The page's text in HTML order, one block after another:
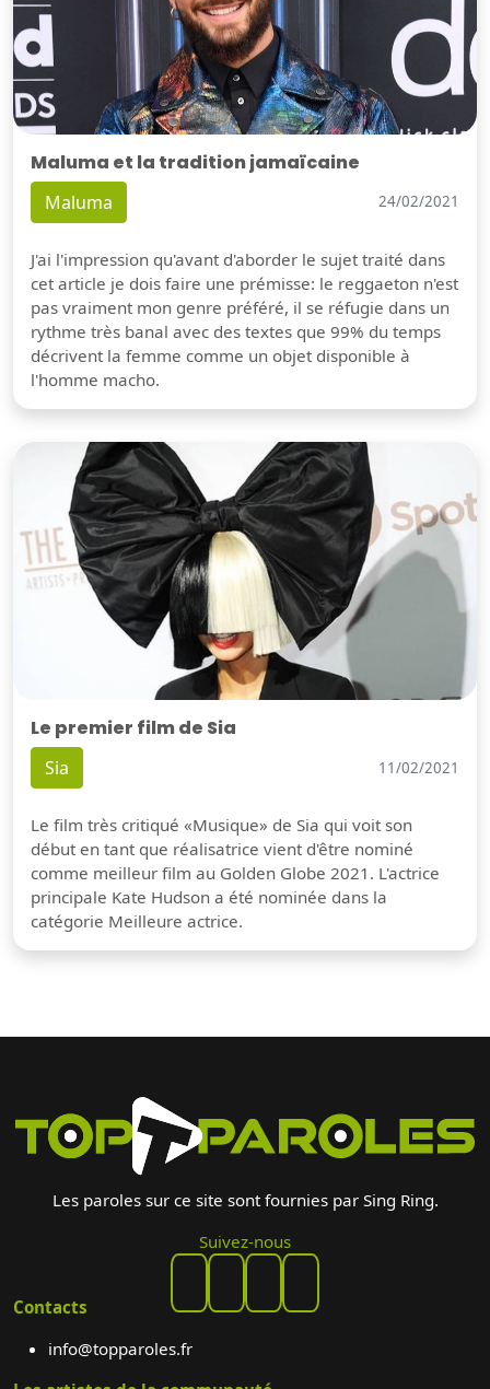
Maluma et la tradition jamaïcaine
Maluma 24/02/2021
J'ai l'impression qu'avant d'aborder le sujet traité dans
cet article je dois faire une prémisse: le reggaeton n'est
pas vraiment mon genre préféré, il se réfugie dans un
rythme très banal avec des textes que 99% du temps
décrivent la femme comme un objet disponible à
l'homme macho.
Le premier film de Sia
Sia 11/02/2021
Le film très critiqué «Musique» de Sia qui voit son
début en tant que réalisatrice vient d'être nominé
comme meilleur film au Golden Globe 2021. L'actrice
principale Kate Hudson a été nominée dans la
catégorie Meilleure actrice.
Les paroles sur ce site sont fournies par Sing Ring.
Suivez-nous
Contacts
info@topparoles.fr